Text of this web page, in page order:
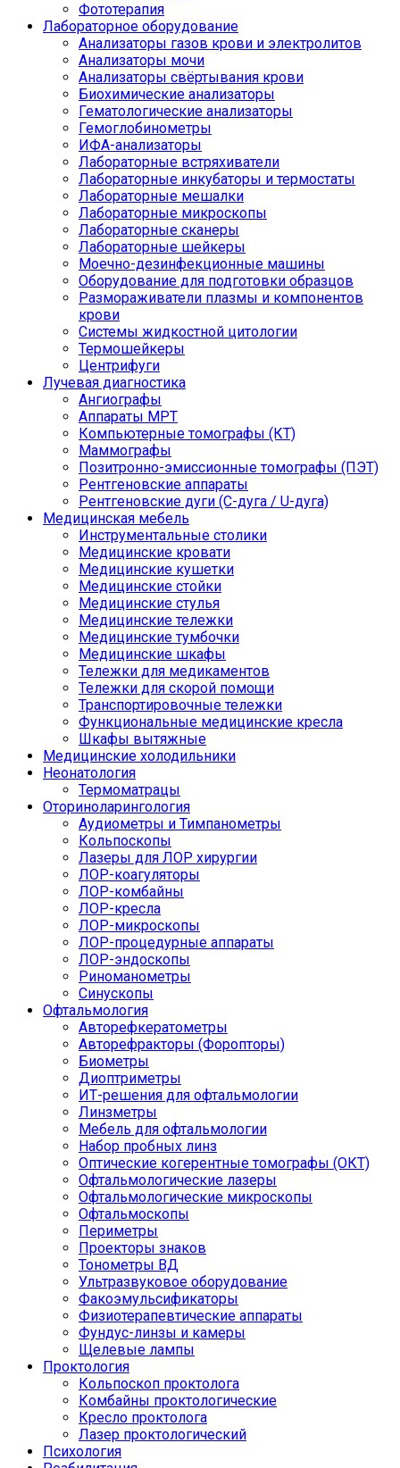
Фототерапия
Лабораторное оборудование
Анализаторы газов крови и электролитов
Анализаторы мочи
Анализаторы свёртывания крови
Биохимические анализаторы
Гематологические анализаторы
Гемоглобинометры
ИФА-анализаторы
Лабораторные встряхиватели
Лабораторные инкубаторы и термостаты
Лабораторные мешалки
Лабораторные микроскопы
Лабораторные сканеры
Лабораторные шейкеры
Моечно-дезинфекционные машины
Оборудование для подготовки образцов
Размораживатели плазмы и компонентов
крови
Системы жидкостной цитологии
Термошейкеры
Центрифуги
Лучевая диагностика
Ангиографы
Аппараты МРТ
Компьютерные томографы (КТ)
Маммографы
Позитронно-эмиссионные томографы (ПЭТ)
Рентгеновские аппараты
Рентгеновские дуги (С-дуга / U-дуга)
Медицинская мебель
Инструментальные столики
Медицинские кровати
Медицинские кушетки
Медицинские стойки
Медицинские стулья
Медицинские тележки
Медицинские тумбочки
Медицинские шкафы
Тележки для медикаментов
Тележки для скорой помощи
Транспортировочные тележки
Функциональные медицинские кресла
Шкафы вытяжные
Медицинские холодильники
Неонатология
Термоматрацы
Оториноларингология
Аудиометры и Тимпанометры
Кольпоскопы
Лазеры для ЛОР хирургии
ЛОР-коагуляторы
ЛОР-комбайны
ЛОР-кресла
ЛОР-микроскопы
ЛОР-процедурные аппараты
ЛОР-эндоскопы
Риноманометры
Синускопы
Офтальмология
Авторефкератометры
Авторефракторы (Форопторы)
Биометры
Диоптриметры
ИТ-решения для офтальмологии
Линзметры
Мебель для офтальмологии
Набор пробных линз
Оптические когерентные томографы (ОКТ)
Офтальмологические лазеры
Офтальмологические микроскопы
Офтальмоскопы
Периметры
Проекторы знаков
Тонометры ВД
Ультразвуковое оборудование
Факоэмульсификаторы
Физиотерапевтические аппараты
Фундус-линзы и камеры
Щелевые лампы
Проктология
Кольпоскоп проктолога
Комбайны проктологические
Кресло проктолога
Лазер проктологический
Психология